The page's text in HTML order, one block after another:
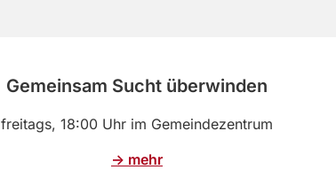
Gemeinsam Sucht überwinden
freitags, 18:00 Uhr im Gemeindezentrum
-> mehr